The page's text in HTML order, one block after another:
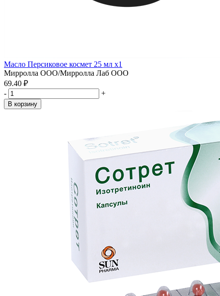
Масло Персиковое космет 25 мл x1
Мирролла ООО/Мирролла Лаб ООО
69.40 ₽
-
+
В корзину